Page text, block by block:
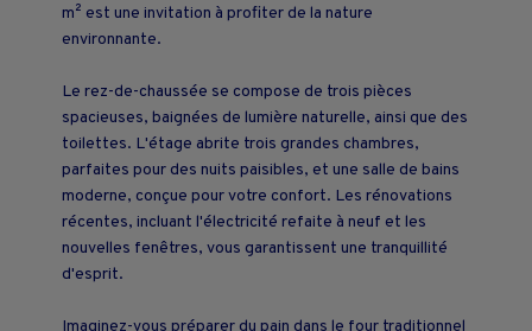
m² est une invitation à profiter de la nature
environnante.
Le rez-de-chaussée se compose de trois pièces
spacieuses, baignées de lumière naturelle, ainsi que des
toilettes. L'étage abrite trois grandes chambres,
parfaites pour des nuits paisibles, et une salle de bains
moderne, conçue pour votre confort. Les rénovations
récentes, incluant l'électricité refaite à neuf et les
nouvelles fenêtres, vous garantissent une tranquillité
d'esprit.